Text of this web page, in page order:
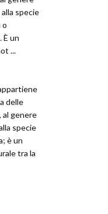
specie
o
È un
...
delle
al genere
specie
è un
tra la